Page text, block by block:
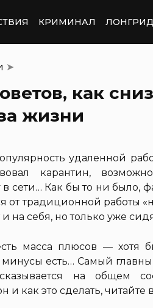
КРИМИНАЛ
➤
как
жизни
удаленной
карантин,
сети… Как бы то ни было,
от традиционной работы
на себя, но только уже
масса плюсов — хотя
минусы есть… Самый
на общем
как это сделать, читайте